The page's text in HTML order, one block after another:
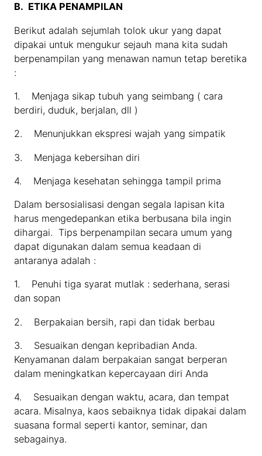
B. ETIKA PENAMPILAN
Berikut adalah sejumlah tolok ukur yang dapat
dipakai untuk mengukur sejauh mana kita sudah
berpenampilan yang menawan namun tetap beretika
:
1. Menjaga sikap tubuh yang seimbang ( cara
berdiri, duduk, berjalan, dll )
2. Menunjukkan ekspresi wajah yang simpatik
3. Menjaga kebersihan diri
4. Menjaga kesehatan sehingga tampil prima
Dalam bersosialisasi dengan segala lapisan kita
harus mengedepankan etika berbusana bila ingin
dihargai. Tips berpenampilan secara umum yang
dapat digunakan dalam semua keadaan di
antaranya adalah :
1. Penuhi tiga syarat mutlak : sederhana, serasi
dan sopan
2. Berpakaian bersih, rapi dan tidak berbau
3. Sesuaikan dengan kepribadian Anda.
Kenyamanan dalam berpakaian sangat berperan
dalam meningkatkan kepercayaan diri Anda
4. Sesuaikan dengan waktu, acara, dan tempat
acara. Misalnya, kaos sebaiknya tidak dipakai dalam
suasana formal seperti kantor, seminar, dan
sebagainya.